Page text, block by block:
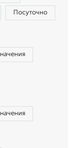
Посуточно